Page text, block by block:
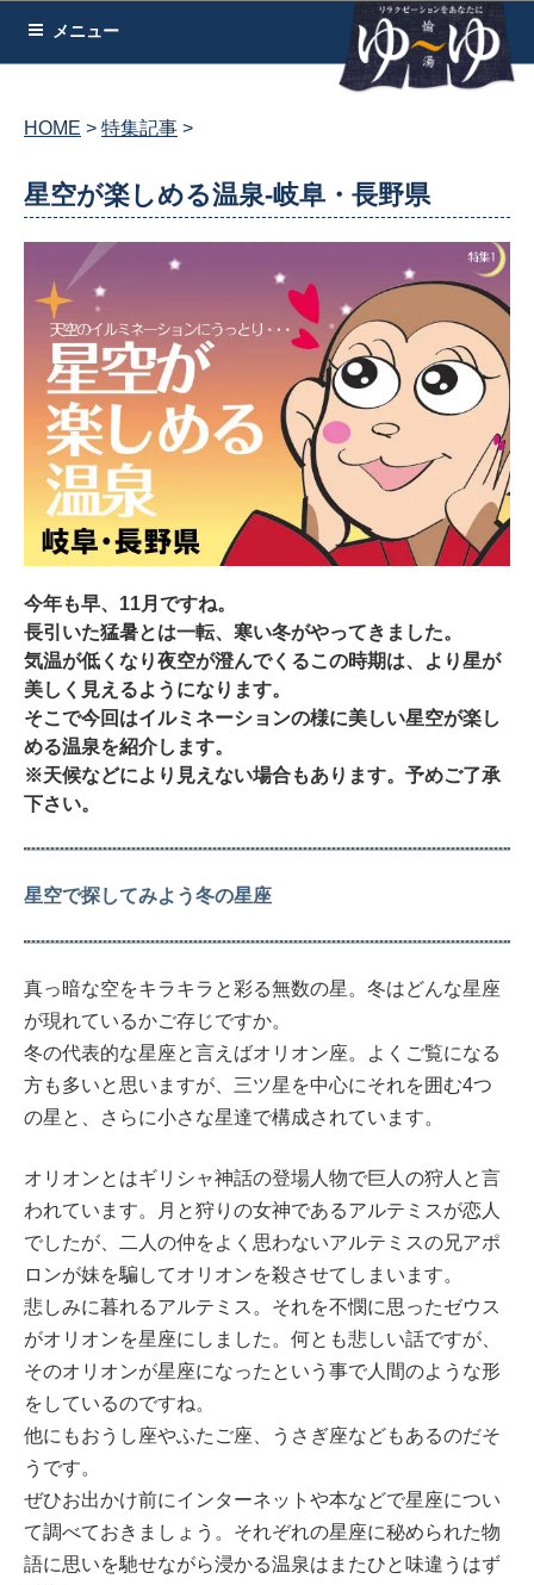
メニュー
HOME 特集記事
星空が楽しめる温泉-岐阜・長野県
今年も早、11月ですね。
長引いた猛暑とは一転、寒い冬がやってきました。
気温が低くなり夜空が澄んでくるこの時期は、より星が
美しく見えるようになります。
そこで今回はイルミネーションの様に美しい星空が楽し
める温泉を紹介します。
※天候などにより見えない場合もあります。予めご了承
下さい。
星空で探してみよう冬の星座
真っ暗な空をキラキラと彩る無数の星。冬はどんな星座
が現れているかご存じですか。
冬の代表的な星座と言えばオリオン座。よくご覧になる
方も多いと思いますが、三ツ星を中心にそれを囲む4つ
の星と、さらに小さな星達で構成されています。
オリオンとはギリシャ神話の登場人物で巨人の狩人と言
われています。月と狩りの女神であるアルテミスが恋人
でしたが、二人の仲をよく思わないアルテミスの兄アポ
ロンが妹を騙してオリオンを殺させてしまいます。
悲しみに暮れるアルテミス。それを不憫に思ったゼウス
がオリオンを星座にしました。何とも悲しい話ですが、
そのオリオンが星座になったという事で人間のような形
をしているのですね。
他にもおうし座やふたご座、うさぎ座などもあるのだそ
うです。
ぜひお出かけ前にインターネットや本などで星座につい
て調べておきましょう。それぞれの星座に秘められた物
語に思いを馳せながら浸かる温泉はまたひと味違うはず